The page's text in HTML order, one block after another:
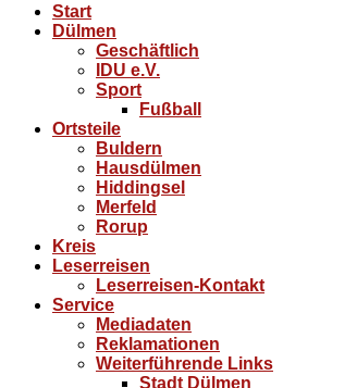
Start
Dülmen
Geschäftlich
IDU e.V.
Sport
Fußball
Ortsteile
Buldern
Hausdülmen
Hiddingsel
Merfeld
Rorup
Kreis
Leserreisen
Leserreisen-Kontakt
Service
Mediadaten
Reklamationen
Weiterführende Links
Stadt Dülmen